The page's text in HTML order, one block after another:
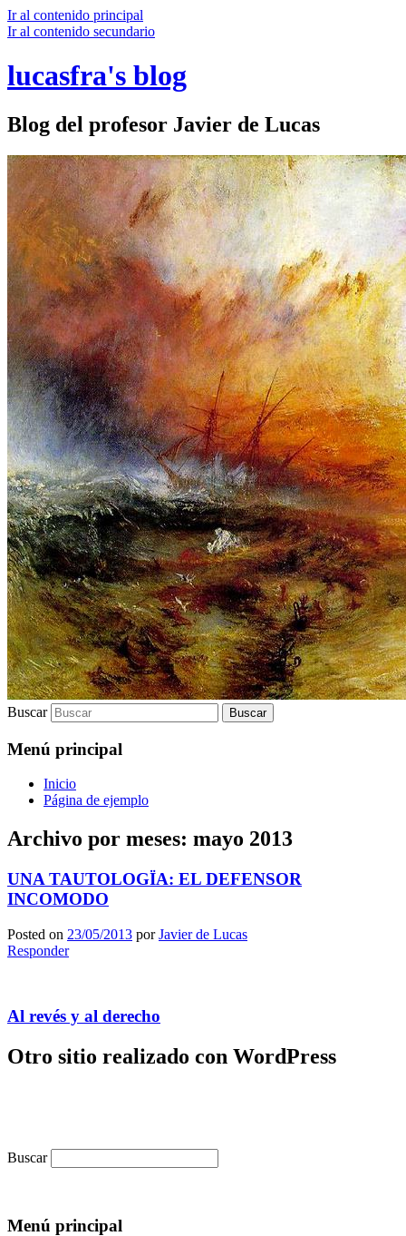
Ir al contenido principal
Ir al contenido secundario
lucasfra's blog
Blog del profesor Javier de Lucas
Buscar
Menú principal
Inicio
Página de ejemplo
Archivo por meses: mayo 2013
UNA TAUTOLOGÏA: EL DEFENSOR
INCOMODO
Posted on 23/05/2013 porJavier de Lucas
Responder
Al revés y al derecho
Otro sitio realizado con WordPress
Buscar
Menú principal